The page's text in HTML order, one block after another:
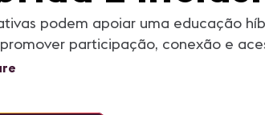
podem apoiar uma educação
participação, conexão e